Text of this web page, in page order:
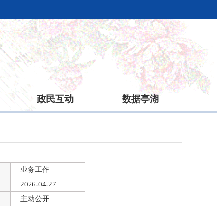
政民互动 数据亭湖
业务工作
2026-04-27
主动公开